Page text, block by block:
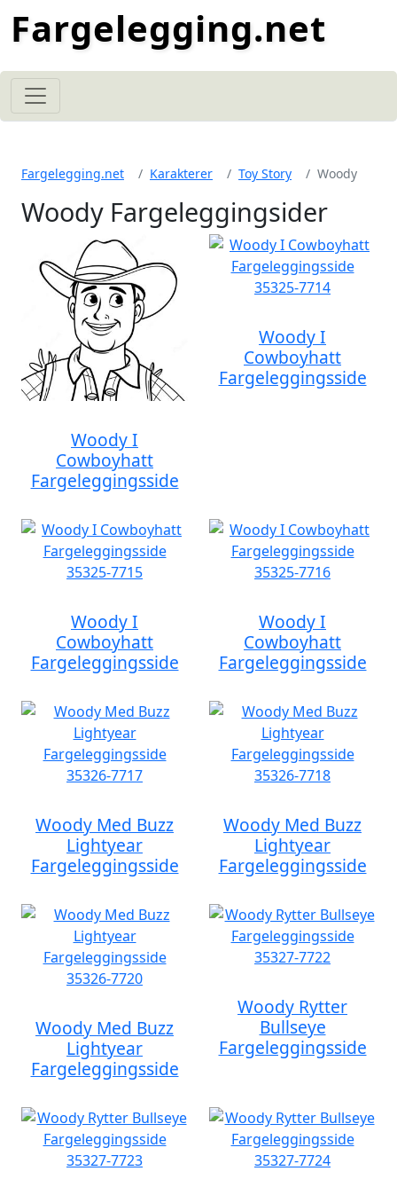
Fargelegging.net
Fargelegging.net Karakterer Toy Story Woody
Woody Fargeleggingsider
Woody I
Cowboyhatt
Fargeleggingsside
Woody I
Cowboyhatt
Fargeleggingsside
Woody I
Cowboyhatt
Fargeleggingsside
Woody I
Cowboyhatt
Fargeleggingsside
Woody Med Buzz
Lightyear
Fargeleggingsside
Woody Med Buzz
Lightyear
Fargeleggingsside
Woody Med Buzz
Lightyear
Fargeleggingsside
Woody Rytter
Bullseye
Fargeleggingsside